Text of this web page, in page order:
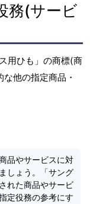
務(サービ
用ひも」の商標(商
他の指定商品・
品やサービスに対
しょう。「サング
れた商品やサービ
定役務の参考にす